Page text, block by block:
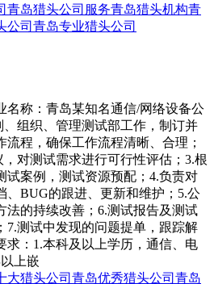
青岛猎头公司服务青岛猎头机构青
公司 青岛专业猎头公司
名称：青岛某知名通信/网络设备公
组织、管理测试部工作，制订并
流程，确保工作流程清晰、合理；
对测试需求进行可行性评估；3.根
试案例，测试资源预配；4.负责对
、BUG的跟进、更新和维护；5.公
法的持续改善；6.测试报告及测试
7.测试中发现的问题提单，跟踪解
求：1.本科及以上学历，通信、电
上嵌
大猎头公司 青岛优秀猎头公司 青岛